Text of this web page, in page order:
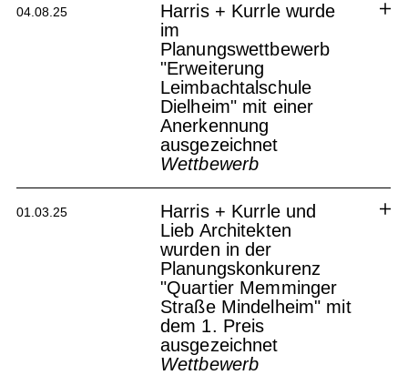
Harris + Kurrle wurde im
städtebaulichen und
freiraumplanerischen
Suburbaner Logistikhub
Stuttgart-Wangen mit dem 1.
Preis ausgezeichnet
Logistikhub Stuttgart - Wangen
04.08.25
Harris + Kurrle wurde
im
Planungswettbewerb
"Erweiterung
Leimbachtalschule
Dielheim" mit einer
Anerkennung
ausgezeichnet
Wettbewerb
Erweiterung Leimbachtalschule
Dielheim
01.03.25
Harris + Kurrle und
Lieb Architekten
wurden in der
Planungskonkurenz
"Quartier Memminger
Straße Mindelheim" mit
dem 1. Preis
ausgezeichnet
Wettbewerb